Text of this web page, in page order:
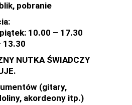
pobranie
10.00 – 17.30
13.30
NUTKA ŚWIADCZY
(gitary,
akordeony itp.)